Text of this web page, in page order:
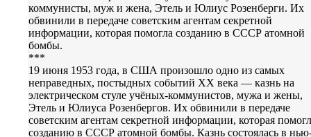
коммунисты, муж и жена, Этель и Юлиус Розенберги. Их
обвинили в передаче советским агентам секретной
информации, которая помогла созданию в СССР атомной
бомбы.
***
19 июня 1953 года, в США произошло одно из самых
неправедных, постыдных событий XX века — казнь на
электрическом стуле учёных-коммунистов, мужа и жены,
Этель и Юлиуса Розенбергов. Их обвинили в передаче
советским агентам секретной информации, которая
созданию в СССР атомной бомбы. Казнь состоялась в